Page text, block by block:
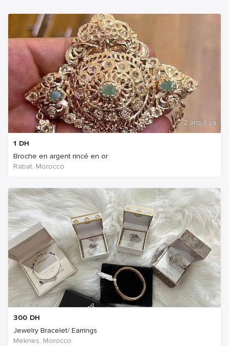
2 ans Il ya
1 DH
Broche en argent rincé en or
Rabat, Morocco
2 ans Il ya
300 DH
Jewelry Bracelet/ Earrings
Meknes, Morocco